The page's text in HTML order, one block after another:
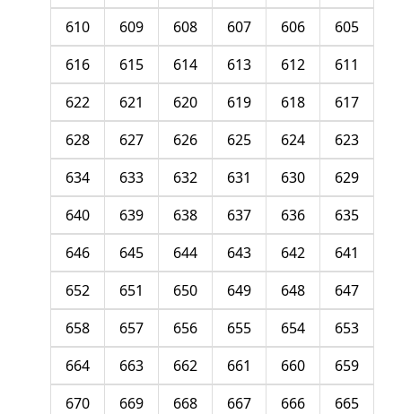
605
606
607
608
609
610
611
612
613
614
615
616
617
618
619
620
621
622
623
624
625
626
627
628
629
630
631
632
633
634
635
636
637
638
639
640
641
642
643
644
645
646
647
648
649
650
651
652
653
654
655
656
657
658
659
660
661
662
663
664
665
666
667
668
669
670